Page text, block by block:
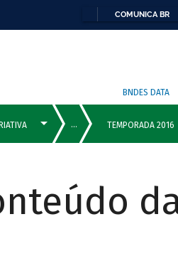
COMUNICA BR
BNDES DATA